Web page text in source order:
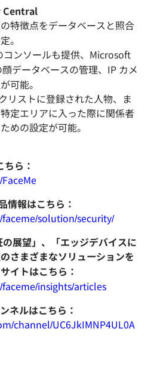
Central
特徴点をデータベースと照合
。
コンソールも提供、Microsoft
データベースの管理、IP カメ
可能。
リストに登録された人物、ま
定エリアに入った際に関係者
めの設定が可能。
ら：
情報はこちら：
solution/security/
の展望」、「エッジデバイスに
さまざまなソリューションを
イトはこちら：
insights/articles
ネルはこちら：
channel/UC6JkIMNP4UL0A